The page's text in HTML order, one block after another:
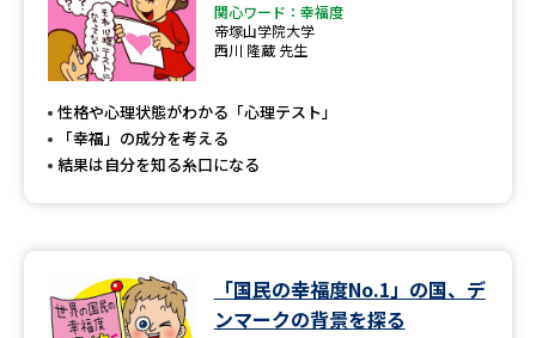
関心ワード：幸福度
帝塚山学院大学
西川 隆蔵 先生
性格や心理状態がわかる「心理テスト」
「幸福」の成分を考える
結果は自分を知る糸口になる
「国民の幸福度No.1」の国、デ
ンマークの背景を探る